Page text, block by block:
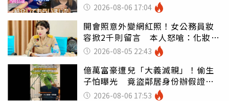
2026-08-06 17:04
開會照意外變網紅照！女公務員妝
容掀2千則留言 本人怒嗆：化妝有
錯嗎2026-08-05 22:43
億萬富豪遭兒「大義滅親」！偷生
子怕曝光 竟盜鄰居身份辦假證落
戶 2026-08-06 17:53